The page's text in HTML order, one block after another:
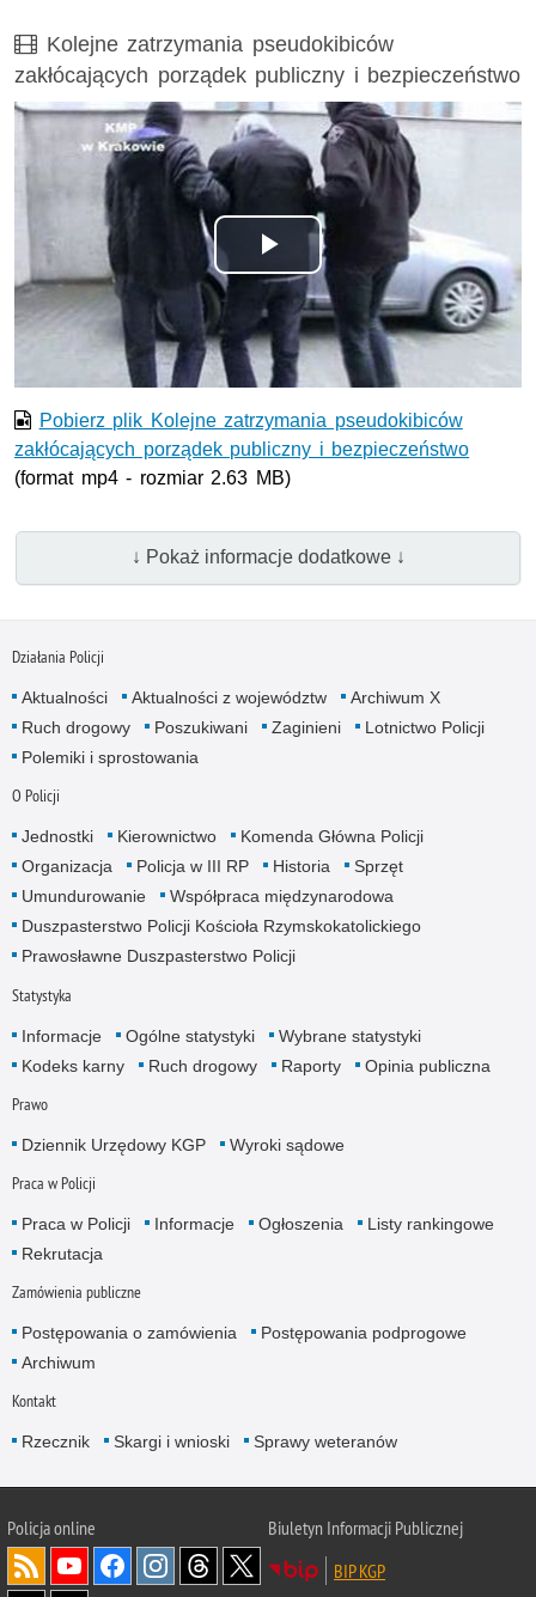
Film
Kolejne zatrzymania pseudokibiców
zakłócających porządek publiczny i bezpieczeństwo
Odtwórz
wideo
Pobierz plik Kolejne zatrzymania pseudokibiców
zakłócających porządek publiczny i bezpieczeństwo
(format mp4 - rozmiar 2.63 MB)
↓ Pokaż informacje dodatkowe ↓
Działania Policji
Aktualności Aktualności z województw
Archiwum X
Ruch drogowy
Poszukiwani Zaginieni
Lotnictwo Policji
Polemiki i sprostowania
O Policji
Jednostki Kierownictwo
Komenda Główna Policji
Organizacja
Policja w III RP Historia
Sprzęt
Umundurowanie
Współpraca międzynarodowa
Duszpasterstwo Policji Kościoła Rzymskokatolickiego
Prawosławne Duszpasterstwo Policji
Statystyka
Informacje Ogólne statystyki
Wybrane statystyki
Kodeks karny
Ruch drogowy Raporty Opinia publiczna
Prawo
Dziennik Urzędowy KGP Wyroki sądowe
Praca w Policji
Praca w Policji Informacje Ogłoszenia
Listy rankingowe
Rekrutacja
Zamówienia publiczne
Postępowania o zamówienia
Postępowania podprogowe
Archiwum
Kontakt
Rzecznik Skargi i wnioski Sprawy weteranów
Policjaonline
Biuletyn Informacji Publicznej
BIP KGP